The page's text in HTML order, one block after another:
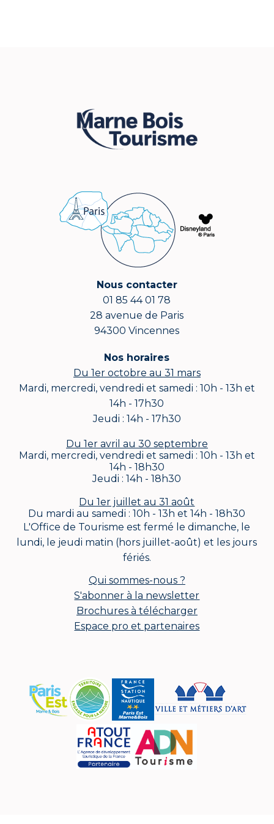
Nous contacter
01 85 44 01 78
28 avenue de Paris
94300 Vincennes
Nos horaires
Du 1er octobre au 31 mars
Mardi, mercredi, vendredi et samedi : 10h - 13h et
14h - 17h30
Jeudi : 14h - 17h30
Du 1er avril au 30 septembre
Mardi, mercredi, vendredi et samedi : 10h - 13h et
14h - 18h30
Jeudi : 14h - 18h30
Du 1er juillet au 31 août
Du mardi au samedi : 10h - 13h et 14h - 18h30
L'Office de Tourisme est fermé le dimanche, le
lundi, le jeudi matin (hors juillet-août) et les jours
fériés.
Qui sommes-nous ?
S'abonner à la newsletter
Brochures à télécharger
Espace pro et partenaires